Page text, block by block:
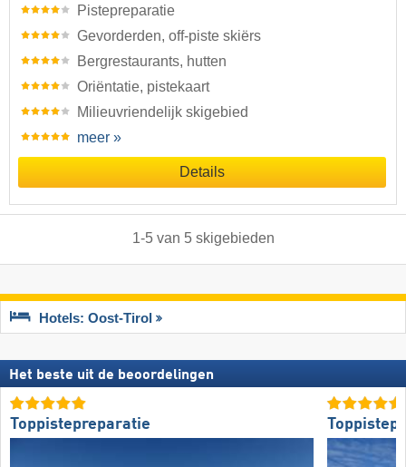
Pistepreparatie
Gevorderden, off-piste skiërs
Bergrestaurants, hutten
Oriëntatie, pistekaart
Milieuvriendelijk skigebied
meer »
Details
1-5van 5 skigebieden
Hotels: Oost-Tirol
Het beste uit de beoordelingen
Toppistepreparatie